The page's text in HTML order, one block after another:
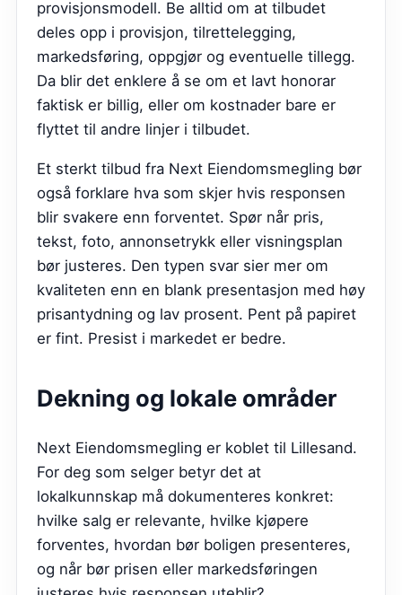
provisjonsmodell. Be alltid om at tilbudet
deles opp i provisjon, tilrettelegging,
markedsføring, oppgjør og eventuelle tillegg.
Da blir det enklere å se om et lavt honorar
faktisk er billig, eller om kostnader bare er
flyttet til andre linjer i tilbudet.
Et sterkt tilbud fra Next Eiendomsmegling bør
også forklare hva som skjer hvis responsen
blir svakere enn forventet. Spør når pris,
tekst, foto, annonsetrykk eller visningsplan
bør justeres. Den typen svar sier mer om
kvaliteten enn en blank presentasjon med høy
prisantydning og lav prosent. Pent på papiret
er fint. Presist i markedet er bedre.
Dekning og lokale områder
Next Eiendomsmegling er koblet til Lillesand.
For deg som selger betyr det at
lokalkunnskap må dokumenteres konkret:
hvilke salg er relevante, hvilke kjøpere
forventes, hvordan bør boligen presenteres,
og når bør prisen eller markedsføringen